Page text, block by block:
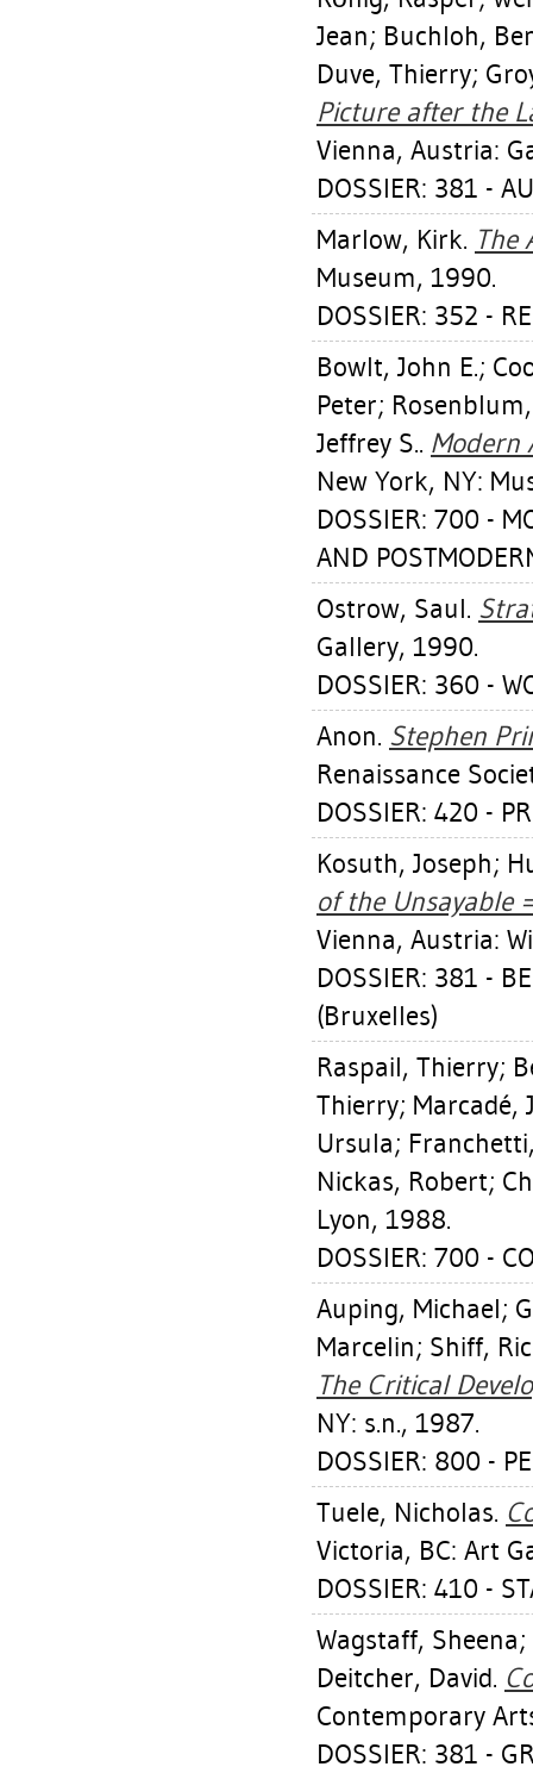
Jean; Buchloh,
Duve, Thierry;
Picture after the
Vienna, Austria:
DOSSIER: 381 -
Marlow, Kirk. The
Museum, 1990.
DOSSIER: 352 -
Bowlt, John E.;
Peter;
Jeffrey S.. Modern
New York, NY:
DOSSIER: 700 -
AND
Ostrow, Saul.
Gallery, 1990.
DOSSIER: 360 -
Anon. Stephen
Renaissance
DOSSIER: 420 -
Kosuth, Joseph;
of the Unsayable
Vienna, Austria:
DOSSIER: 381 -
(Bruxelles)
Raspail, Thierry;
Thierry; Marcadé,
Ursula;
Nickas, Robert;
Lyon, 1988.
DOSSIER: 700 -
Auping, Michael;
Marcelin; Shiff,
The Critical
NY: s.n., 1987.
DOSSIER: 800 -
Tuele, Nicholas.
Victoria, BC: Art
DOSSIER: 410 -
Wagstaff, Sheena;
Deitcher, David.
Contemporary
DOSSIER: 381 -